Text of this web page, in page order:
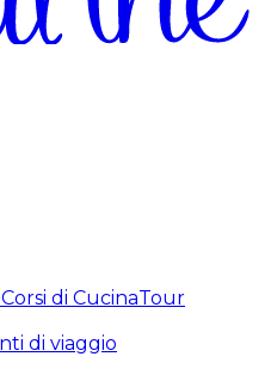
Corsi di CucinaTour
di viaggio